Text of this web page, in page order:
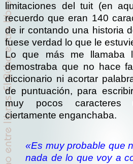
limitaciones del tuit (en
recuerdo que eran 140
de ir contando una historia
fuese verdad lo que le
Lo que más me llamaba
demostraba que no hace
diccionario ni acortar
de puntuación, para
muy pocos caracteres
ciertamente enganchaba.
«Es muy probable que
nada de lo que voy a